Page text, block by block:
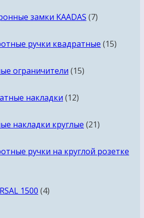
замки KAADAS 77
ручки квадратные 1515
ограничители 1515
накладки 1212
накладки круглые 2121
ручки на круглой розетке
1500 44